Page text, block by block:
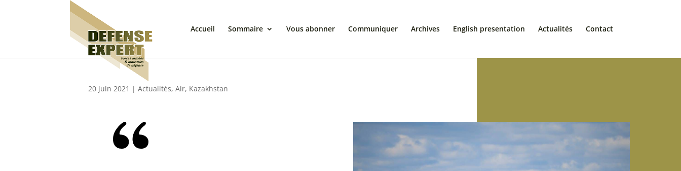
Accueil Sommaire Vous abonner Communiquer Archives English presentation Actualités Contact
20 juin 2021 |Actualités,Air, Kazakhstan